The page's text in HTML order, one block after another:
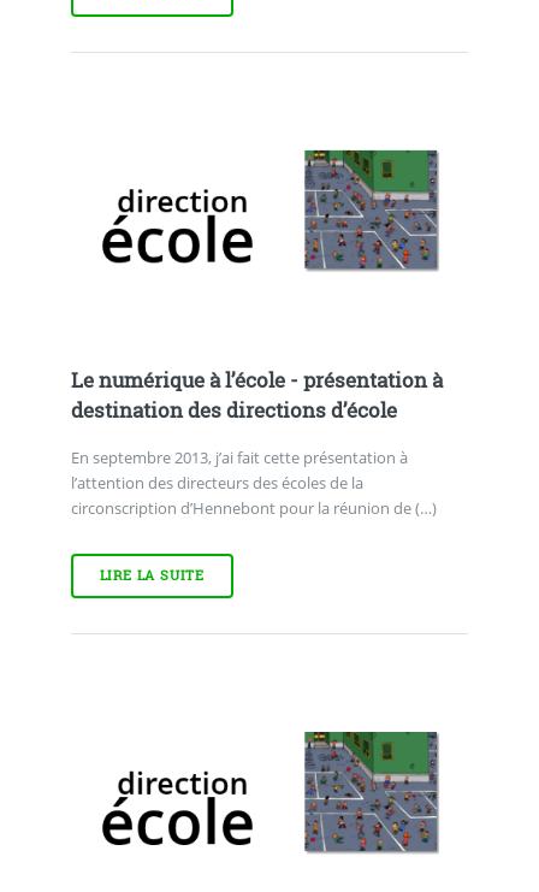
Le numérique à l’école - présentation à
destination des directions d’école
En septembre 2013, j’ai fait cette présentation à
l’attention des directeurs des écoles de la
circonscription d’Hennebont pour la réunion de (…)
LIRE LA SUITE